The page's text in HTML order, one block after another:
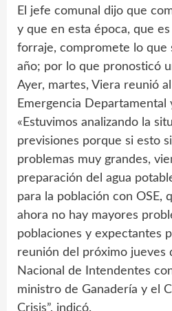
El jefe comunal dijo que
y que en esta época, que
forraje, compromete lo que
año; por lo que pronosticó
Ayer, martes, Viera reunió
Emergencia Departamental
«Estuvimos analizando la
previsiones porque si esto
problemas muy grandes,
preparación del agua
para la población con OSE,
ahora no hay mayores
poblaciones y expectantes
reunión del próximo jueves
Nacional de Intendentes
ministro de Ganadería y el
Crisis”, indicó.